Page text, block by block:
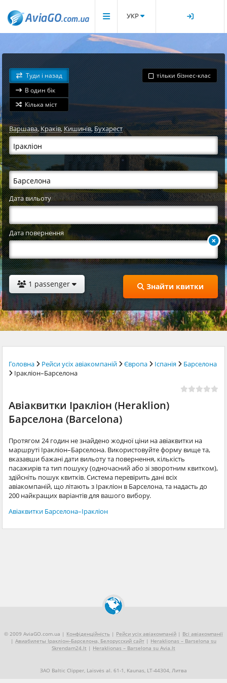
УКР
Туди і назад
В один бік
Кілька міст
тільки бізнес-клас
Варшава,Краків,Кишинів,Бухарест
Дата вильоту
Дата повернення
1 passenger Знайти квитки
Головна Рейси усіх авіакомпаній Європа Іспанія
Барселона
Іракліон–Барселона
Авіаквитки Іракліон (Heraklion)
Барселона (Barcelona)
Протягом 24 годин не знайдено жодної ціни на авіаквитки на
маршруті Іракліон–Барселона. Використовуйте форму вище та,
вказавши бажані дати вильоту та повернення, кількість
пасажирів та тип пошуку (одночасний або зі зворотним квитком),
здійсніть пошук квитків. Система перевірить дані всіх
авіакомпаній, що літають з Іракліон в Барселона, та надасть до
200 найкращих варіантів для вашого вибору.
Авіаквитки Барселона–Іракліон
© 2009 AviaGO.com.ua | Конфіденційність | Рейси усіх авіакомпаній | Всі авіакомпанії
| Авиабилеты Іракліон–Барселона, Белорусский сайт | Heraklionas – Barselona su
Skrendam24.lt | Heraklionas – Barselona su Avia.lt
ЗАО Baltic Clipper, Laisvės al. 61-1, Kaunas, LT-44304, Литва